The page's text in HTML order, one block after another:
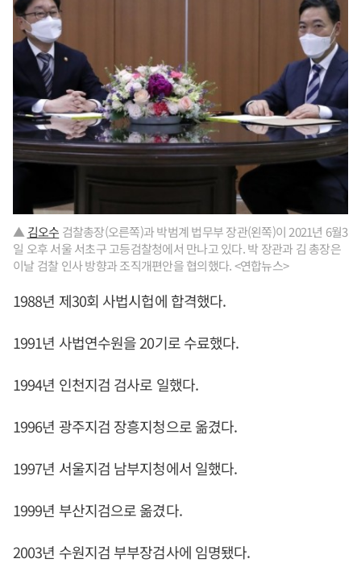
▲ 김오수 검찰총장(오른쪽)과 박범계 법무부 장관(왼쪽)이 2021년 6월3
일 오후 서울 서초구 고등검찰청에서 만나고 있다. 박 장관과 김 총장은
이날 검찰 인사 방향과 조직개편안을 협의했다. <연합뉴스>
1988년 제30회 사법시헙에 합격했다.
1991년 사법연수원을 20기로 수료했다.
1994년 인천지검 검사로 일했다.
1996년 광주지검 장흥지청으로 옮겼다.
1997년 서울지검 남부지청에서 일했다.
1999년 부산지검으로 옮겼다.
2003년 수원지검 부부장검사에 임명됐다.